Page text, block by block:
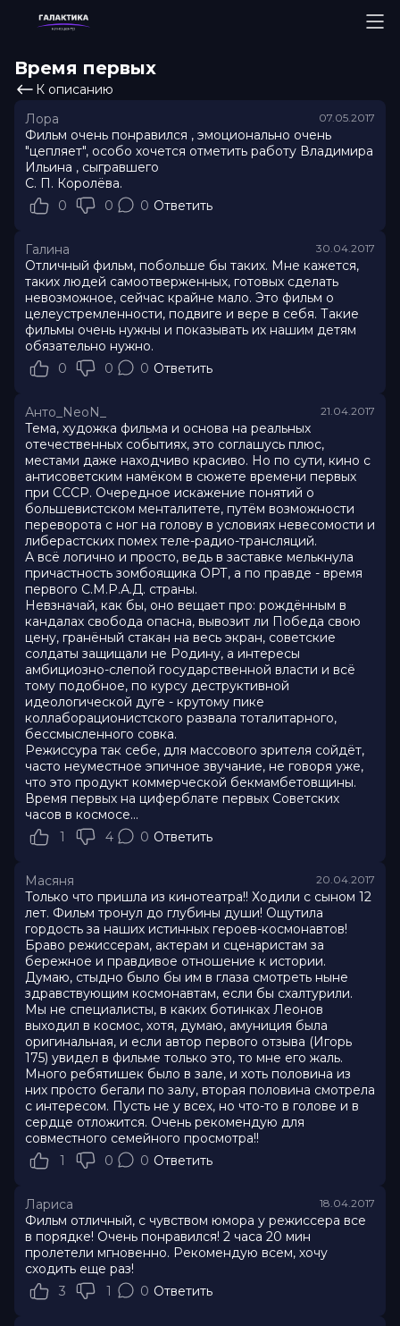
Время первых
К описанию
Лора
07.05.2017
Фильм очень понравился , эмоционально очень
"цепляет", особо хочется отметить работу Владимира
Ильина , сыгравшего
С. П. Королёва.
0
0 0 Ответить
Галина 30.04.2017
Отличный фильм, побольше бы таких. Мне кажется,
таких людей самоотверженных, готовых сделать
невозможное, сейчас крайне мало. Это фильм о
целеустремленности, подвиге и вере в себя. Такие
фильмы очень нужны и показывать их нашим детям
обязательно нужно.
0
0 0 Ответить
Анто_NeoN_ 21.04.2017
Тема, художка фильма и основа на реальных
отечественных событиях, это соглашусь плюс,
местами даже находчиво красиво. Но по сути, кино с
антисоветским намёком в сюжете времени первых
при СССР. Очередное искажение понятий о
большевистском менталитете, путём возможности
переворота с ног на голову в условиях невесомости и
либерастских помех теле-радио-трансляций.
А всё логично и просто, ведь в заставке мелькнула
причастность зомбоящика ОРТ, а по правде - время
первого С.М.Р.А.Д. страны.
Невзначай, как бы, оно вещает про: рождённым в
кандалах свобода опасна, вывозит ли Победа свою
цену, гранёный стакан на весь экран, советские
солдаты защищали не Родину, а интересы
амбициозно-слепой государственной власти и всё
тому подобное, по курсу деструктивной
идеологической дуге - крутому пике
коллаборационистского развала тоталитарного,
бессмысленного совка.
Режиссура так себе, для массового зрителя сойдёт,
часто неуместное эпичное звучание, не говоря уже,
что это продукт коммерческой бекмамбетовщины.
Время первых на циферблате первых Советских
часов в космосе...
1
4 0 Ответить
Масяня 20.04.2017
Только что пришла из кинотеатра!! Ходили с сыном 12
лет. Фильм тронул до глубины души! Ощутила
гордость за наших истинных героев-космонавтов!
Браво режиссерам, актерам и сценаристам за
бережное и правдивое отношение к истории.
Думаю, стыдно было бы им в глаза смотреть ныне
здравствующим космонавтам, если бы схалтурили.
Мы не специалисты, в каких ботинках Леонов
выходил в космос, хотя, думаю, амуниция была
оригинальная, и если автор первого отзыва (Игорь
175) увидел в фильме только это, то мне его жаль.
Много ребятишек было в зале, и хоть половина из
них просто бегали по залу, вторая половина смотрела
с интересом. Пусть не у всех, но что-то в голове и в
сердце отложится. Очень рекомендую для
совместного семейного просмотра!!
1
0 0 Ответить
Лариса 18.04.2017
Фильм отличный, с чувством юмора у режиссера все
в порядке! Очень понравился! 2 часа 20 мин
пролетели мгновенно. Рекомендую всем, хочу
сходить еще раз!
3
1 0 Ответить